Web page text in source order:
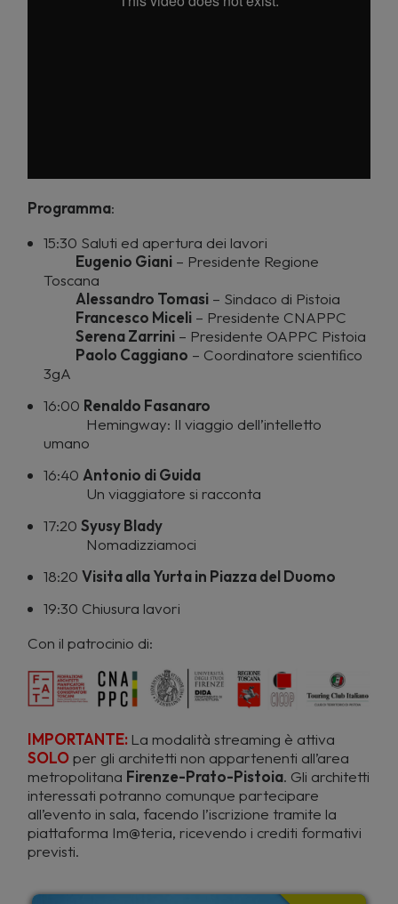
Programma:
15:30 Saluti ed apertura dei lavori
Eugenio Giani – Presidente Regione
Toscana
Alessandro Tomasi – Sindaco di Pistoia
Francesco Miceli – Presidente CNAPPC
Serena Zarrini – Presidente OAPPC Pistoia
Paolo Caggiano – Coordinatore scientiﬁco
3gA
16:00 Renaldo Fasanaro
Hemingway: Il viaggio dell’intelletto
umano
16:40 Antonio di Guida
Un viaggiatore si racconta
17:20 Syusy Blady
Nomadizziamoci
18:20 Visita alla Yurta in Piazza del Duomo
19:30 Chiusura lavori
Con il patrocinio di:
IMPORTANTE: La modalità streaming è attiva
SOLOper gli architetti non appartenenti all’area
metropolitana Firenze-Prato-Pistoia. Gli architetti
interessati potranno comunque partecipare
all’evento in sala, facendo l’iscrizione tramite la
piattaforma Im@teria, ricevendo i crediti formativi
previsti.